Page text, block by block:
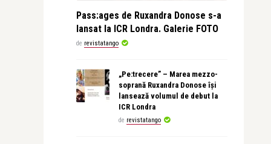
Pass:ages de Ruxandra Donose s-a
lansat la ICR Londra. Galerie FOTO
de revistatango
„Pe:trecere” – Marea mezzo-
soprană Ruxandra Donose își
lansează volumul de debut la
ICR Londra
de revistatango